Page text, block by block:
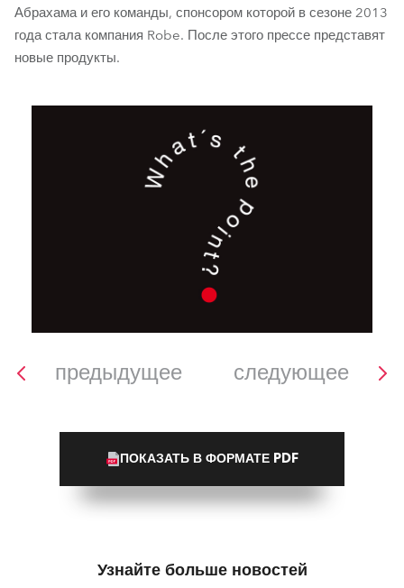
Абрахама и его команды, спонсором которой в сезоне 2013
года стала компания Robe. После этого прессе представят
новые продукты.
предыдущее следующее
ПОКАЗАТЬ В ФОРМАТЕ PDF
Узнайте больше новостей